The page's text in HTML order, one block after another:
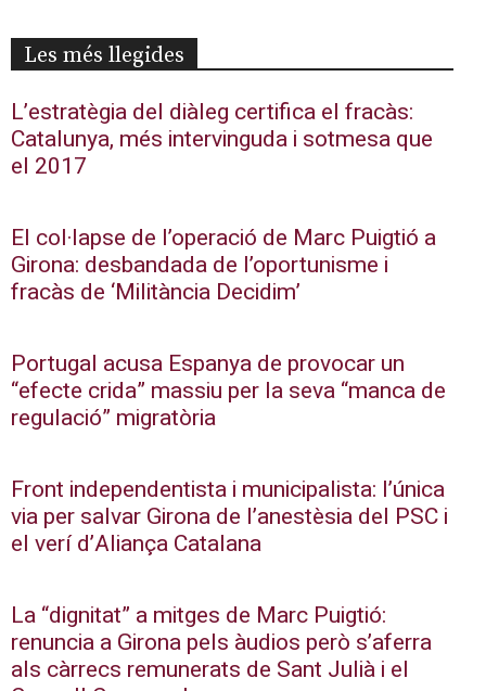
Les més llegides
L’estratègia del diàleg certifica el fracàs:
Catalunya, més intervinguda i sotmesa que
el 2017
El col·lapse de l’operació de Marc Puigtió a
Girona: desbandada de l’oportunisme i
fracàs de ‘Militància Decidim’
Portugal acusa Espanya de provocar un
“efecte crida” massiu per la seva “manca de
regulació” migratòria
Front independentista i municipalista: l’única
via per salvar Girona de l’anestèsia del PSC i
el verí d’Aliança Catalana
La “dignitat” a mitges de Marc Puigtió:
renuncia a Girona pels àudios però s’aferra
als càrrecs remunerats de Sant Julià i el